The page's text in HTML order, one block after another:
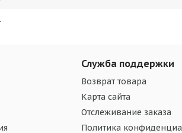
Служба поддержки
Возврат товара
Карта сайта
Отслеживание заказа
Политика